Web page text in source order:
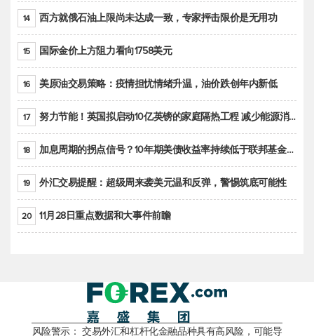
14 西方就俄石油上限尚未达成一致，专家抨击限价是无用功
15 国际金价上方阻力看向1758美元
16 美原油交易策略：疫情担忧情绪升温，油价跌创年内新低
17 努力节能！英国拟启动10亿英镑的家庭隔热工程 减少能源消耗
18 加息周期的拐点信号？10年期美债收益率持续低于联邦基金利率目标区间
19 外汇交易提醒：超级周来袭美元温和反弹，警惕筑底可能性
20 11月28日重点数据和大事件前瞻
风险警示： 交易外汇和杠杆化金融品种具有高风险，可能导